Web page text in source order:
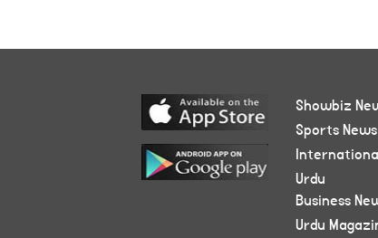
Showbiz
Sports
Urdu
Business
Urdu